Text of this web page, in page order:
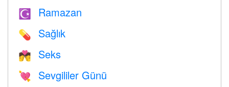
☪️ Ramazan
💊 Sağlık
💏 Seks
💘 Sevgililer Günü